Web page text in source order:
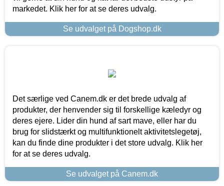
markedet. Klik her for at se deres udvalg.
Se udvalget på Dogshop.dk
Det særlige ved Canem.dk er det brede udvalg af
produkter, der henvender sig til forskellige kæledyr og
deres ejere. Lider din hund af sart mave, eller har du
brug for slidstærkt og multifunktionelt aktivitetslegetøj,
kan du finde dine produkter i det store udvalg. Klik her
for at se deres udvalg.
Se udvalget på Canem.dk